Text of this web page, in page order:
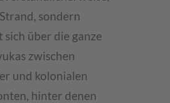
sondern
sich über die ganze
zwischen
und kolonialen
hinter denen